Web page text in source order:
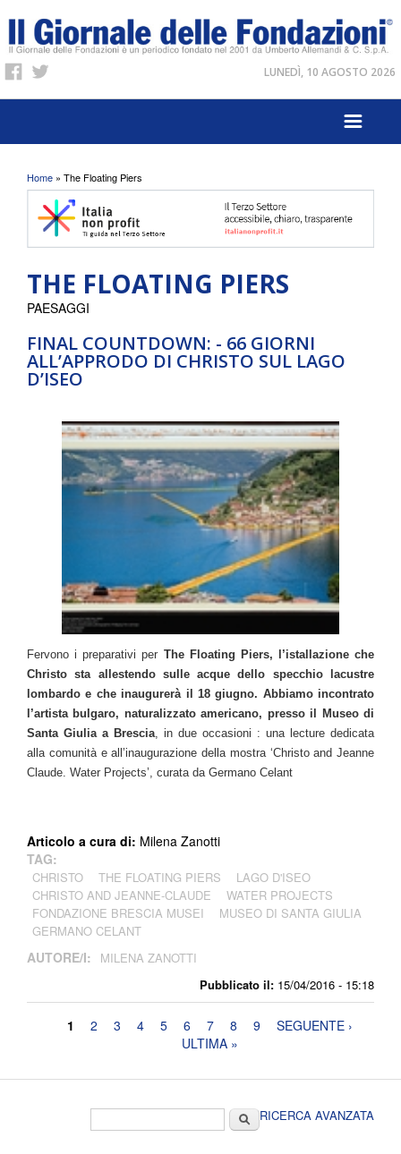
LUNEDÌ, 10 AGOSTO 2026
Tu sei qui
Home » The Floating Piers
THE FLOATING PIERS
FINAL COUNTDOWN: - 66 GIORNI
ALL’APPRODO DI CHRISTO SUL LAGO
D’ISEO
Pubblicato il: 15/04/2016 - 15:18
PAESAGGI
Fervono i preparativi per The Floating Piers, l’istallazione che
Christo sta allestendo sulle acque dello specchio lacustre
lombardo e che inaugurerà il 18 giugno. Abbiamo incontrato
l’artista bulgaro, naturalizzato americano, presso il Museo di
Santa Giulia a Brescia, in due occasioni : una lecture dedicata
alla comunità e all’inaugurazione della mostra ‘Christo and Jeanne
Claude. Water Projects’, curata da Germano Celant
Articolo a cura di: Milena Zanotti
TAG:
CHRISTO THE FLOATING PIERS
LAGO D'ISEO
CHRISTO AND JEANNE-CLAUDE
WATER PROJECTS
FONDAZIONE BRESCIA MUSEI
MUSEO DI SANTA GIULIA
GERMANO CELANT
AUTORE/I: MILENA ZANOTTI
Pagine
1 2 3 4 5 6 7 8 9
SEGUENTE ›
ULTIMA »
CercaRICERCA AVANZATA